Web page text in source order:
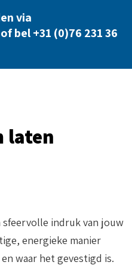
via
of bel+31 (0)76 231 36
laten
sfeervolle indruk van jouw
energieke manier
waar het gevestigd is.